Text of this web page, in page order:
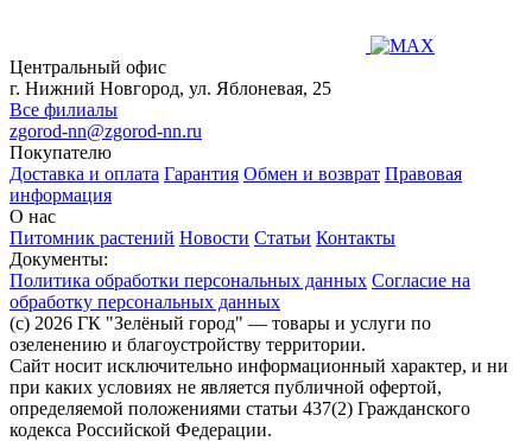
Центральный офис
г. Нижний Новгород, ул. Яблоневая, 25
Все филиалы
zgorod-nn@zgorod-nn.ru
Покупателю
Доставка и оплата Гарантия Обмен и возврат Правовая
информация
О нас
Питомник растений Новости Статьи Контакты
Документы:
Политика обработки персональных данных Согласие на
обработку персональных данных
(c) 2026 ГК "Зелёный город" — товары и услуги по
озеленению и благоустройству территории.
Сайт носит исключительно информационный характер, и ни
при каких условиях не является публичной офертой,
определяемой положениями статьи 437(2) Гражданского
кодекса Российской Федерации.